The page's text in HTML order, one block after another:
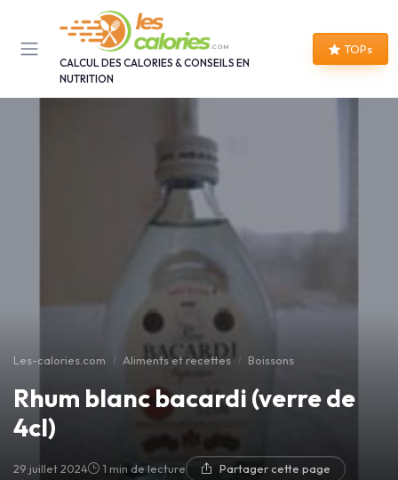
CALCUL DES CALORIES & CONSEILS EN
NUTRITION
TOPs
Les-calories.com Aliments et recettes Boissons
Rhum blanc bacardi (verre de
4cl)
29 juillet 2024 1 min de lecture Partager cette page
Panneau de gestion des cookies